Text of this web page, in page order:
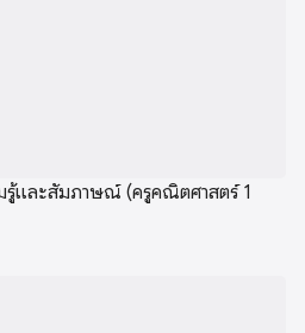
รู้และสัมภาษณ์ (ครูคณิตศาสตร์ 1